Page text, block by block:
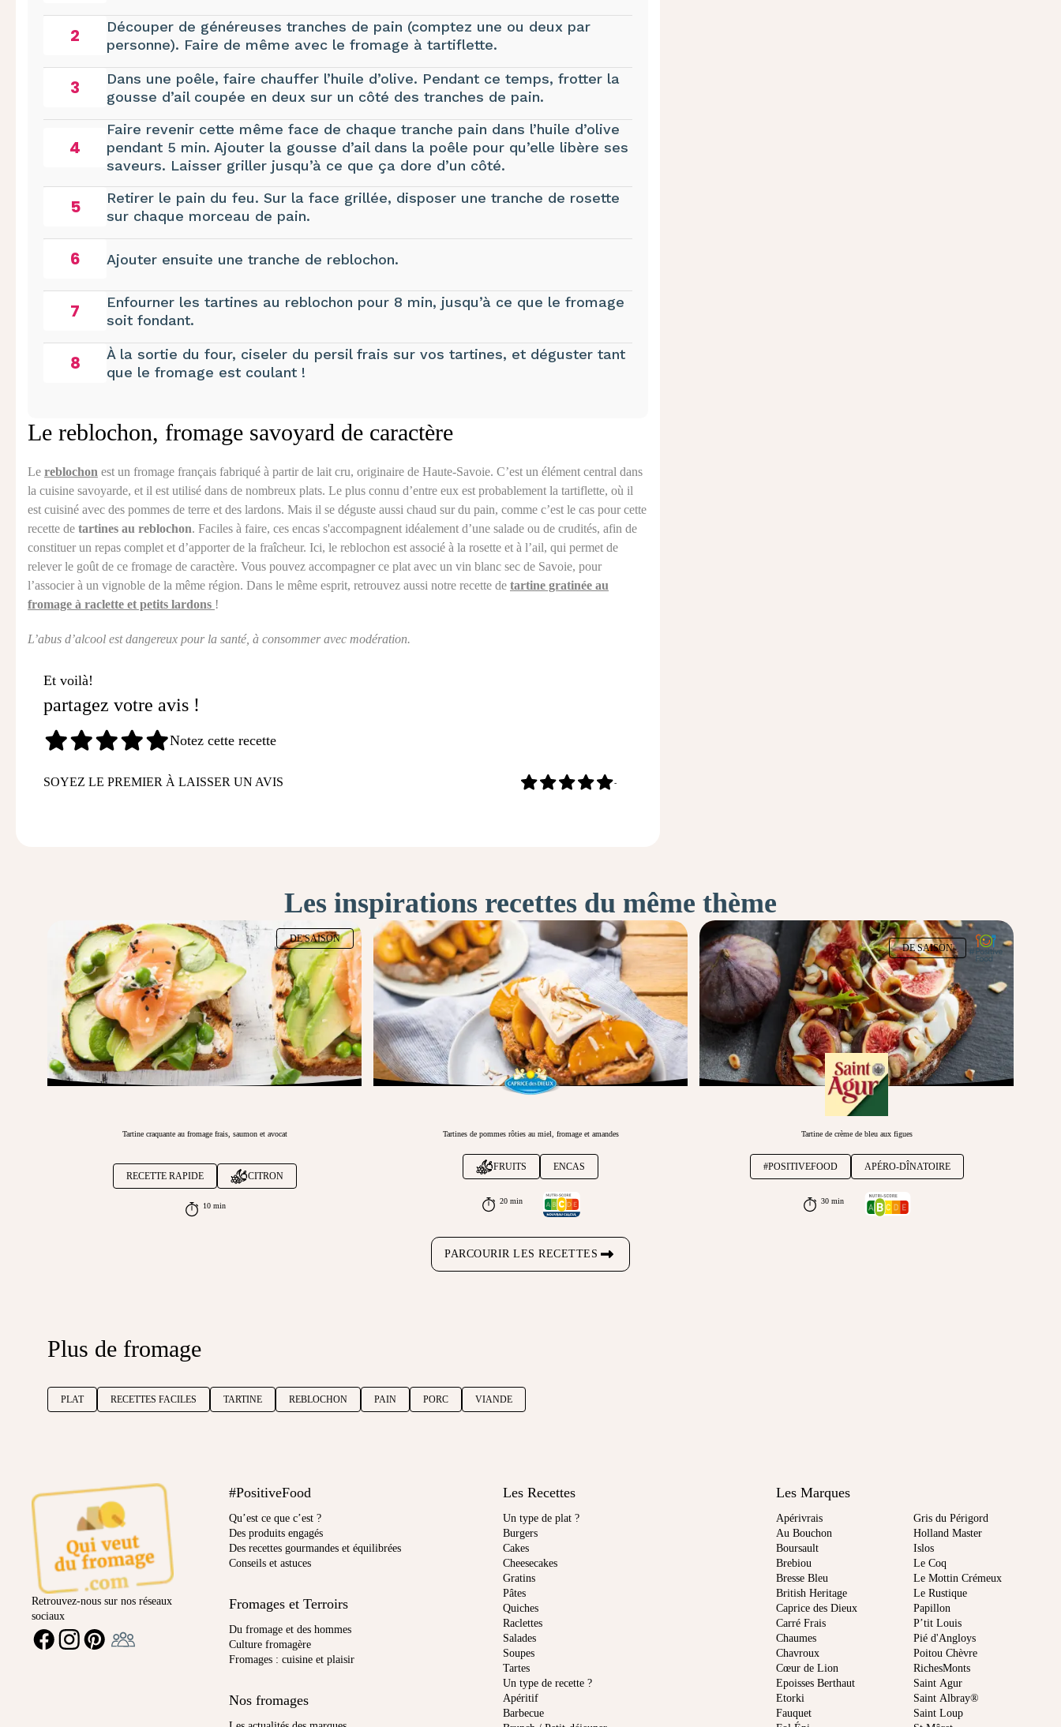
2
Découper de généreuses tranches de pain (comptez une ou deux par
personne). Faire de même avec le fromage à tartiflette.
3
Dans une poêle, faire chauffer l’huile d’olive. Pendant ce temps, frotter la
gousse d’ail coupée en deux sur un côté des tranches de pain.
4
Faire revenir cette même face de chaque tranche pain dans l’huile d’olive
pendant 5 min. Ajouter la gousse d’ail dans la poêle pour qu’elle libère ses
saveurs. Laisser griller jusqu’à ce que ça dore d’un côté.
5
Retirer le pain du feu. Sur la face grillée, disposer une tranche de rosette
sur chaque morceau de pain.
6 Ajouter ensuite une tranche de reblochon.
7
Enfourner les tartines au reblochon pour 8 min, jusqu’à ce que le fromage
soit fondant.
8
À la sortie du four, ciseler du persil frais sur vos tartines, et déguster tant
que le fromage est coulant !
Le reblochon, fromage savoyard de caractère
Le reblochon est un fromage français fabriqué à partir de lait cru, originaire de Haute-Savoie. C’est un élément central dans
la cuisine savoyarde, et il est utilisé dans de nombreux plats. Le plus connu d’entre eux est probablement la tartiflette, où il
est cuisiné avec des pommes de terre et des lardons. Mais il se déguste aussi chaud sur du pain, comme c’est le cas pour cette
recette de tartines au reblochon. Faciles à faire, ces encas s'accompagnent idéalement d’une salade ou de crudités, afin de
constituer un repas complet et d’apporter de la fraîcheur. Ici, le reblochon est associé à la rosette et à l’ail, qui permet de
relever le goût de ce fromage de caractère. Vous pouvez accompagner ce plat avec un vin blanc sec de Savoie, pour
l’associer à un vignoble de la même région. Dans le même esprit, retrouvez aussi notre recette de tartine gratinée au
fromage à raclette et petits lardons !
L’abus d’alcool est dangereux pour la santé, à consommer avec modération.
Et voilà!
partagez votre avis !
Notez cette recette
SOYEZ LE PREMIER À LAISSER UN AVIS -
Les inspirations recettes du même thème
DE SAISON
Tartine craquante au fromage frais, saumon et avocat
RECETTE RAPIDE CITRON
10 min
Tartines de pommes rôties au miel, fromage et amandes
FRUITS ENCAS
20 min
DE SAISON
Tartine de crème de bleu aux figues
#POSITIVEFOOD APÉRO-DÎNATOIRE
30 min
PARCOURIR LES RECETTES
Plus de fromage
PLAT RECETTES FACILES TARTINE REBLOCHON PAIN PORC VIANDE
Retrouvez-nous sur nos réseaux
sociaux
FACEBOOKINSTAGRAMPINTEREST
#PositiveFood
Qu’est ce que c’est ?
Des produits engagés
Des recettes gourmandes et équilibrées
Conseils et astuces
Fromages et Terroirs
Du fromage et des hommes
Culture fromagère
Fromages : cuisine et plaisir
Nos fromages
Les Recettes
Un type de plat ?
Burgers
Cakes
Cheesecakes
Gratins
Pâtes
Quiches
Raclettes
Salades
Soupes
Tartes
Un type de recette ?
Apéritif
Barbecue
Les Marques
Apérivrais
Au Bouchon
Boursault
Brebiou
Bresse Bleu
British Heritage
Caprice des Dieux
Carré Frais
Chaumes
Chavroux
Cœur de Lion
Epoisses Berthaut
Etorki
Fauquet
Gris du Périgord
Holland Master
Islos
Le Coq
Le Mottin Crémeux
Le Rustique
Papillon
P’tit Louis
Pié d'Angloys
Poitou Chèvre
RichesMonts
Saint Agur
Saint Albray®
Saint Loup